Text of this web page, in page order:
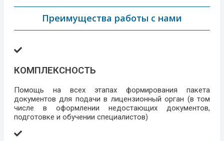
Преимущества работы с нами
КОМПЛЕКСНОСТЬ
Помощь на всех этапах формирования пакета
документов для подачи в лицензионный орган (в том
числе в оформлении недостающих документов,
подготовке и обучении специалистов)